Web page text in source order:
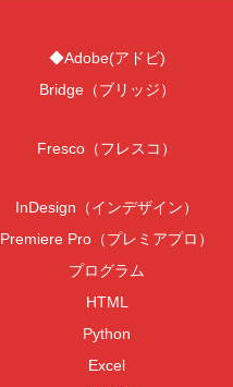
◆Adobe(アドビ)
Bridge（ブリッジ）
Fresco（フレスコ）
InDesign（インデザイン）
Premiere Pro（プレミアプロ）
プログラム
HTML
Python
Excel